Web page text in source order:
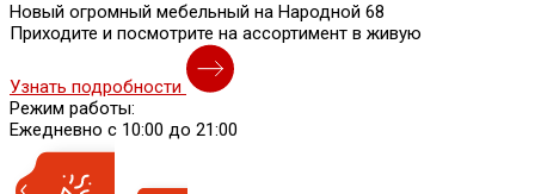
Новый огромный мебельный на Народной 68
Приходите и посмотрите на ассортимент в живую
Узнать подробности
Режим работы:
Ежедневно с 10:00 до 21:00